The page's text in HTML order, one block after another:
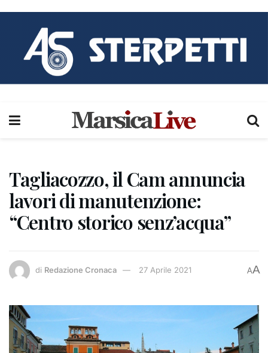
Tagliacozzo, il Cam annuncia
lavori di manutenzione:
“Centro storico senz’acqua”
di Redazione Cronaca 27 Aprile 2021 AA